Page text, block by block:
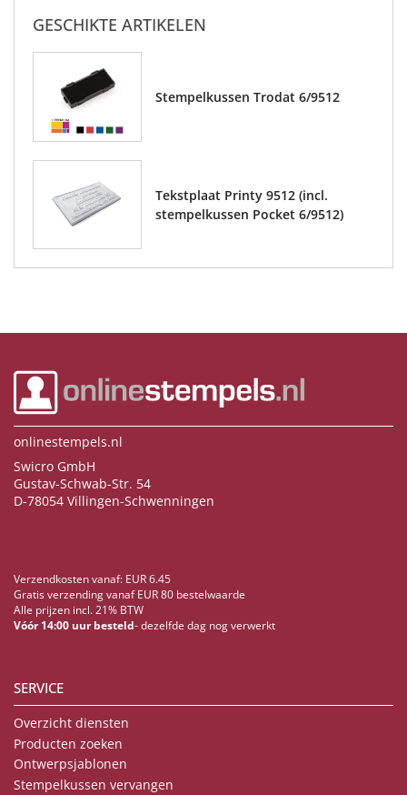
GESCHIKTE ARTIKELEN
Stempelkussen Trodat 6/9512
Tekstplaat Printy 9512 (incl.
stempelkussen Pocket 6/9512)
onlinestempels.nl
Swicro GmbH
Gustav-Schwab-Str. 54
D-78054 Villingen-Schwenningen
Verzendkosten vanaf: EUR 6.45
Gratis verzending vanaf EUR 80 bestelwaarde
Alle prijzen incl. 21% BTW
Vóór 14:00 uur besteld- dezelfde dag nog verwerkt
SERVICE
Overzicht diensten
Producten zoeken
Ontwerpsjablonen
Stempelkussen vervangen